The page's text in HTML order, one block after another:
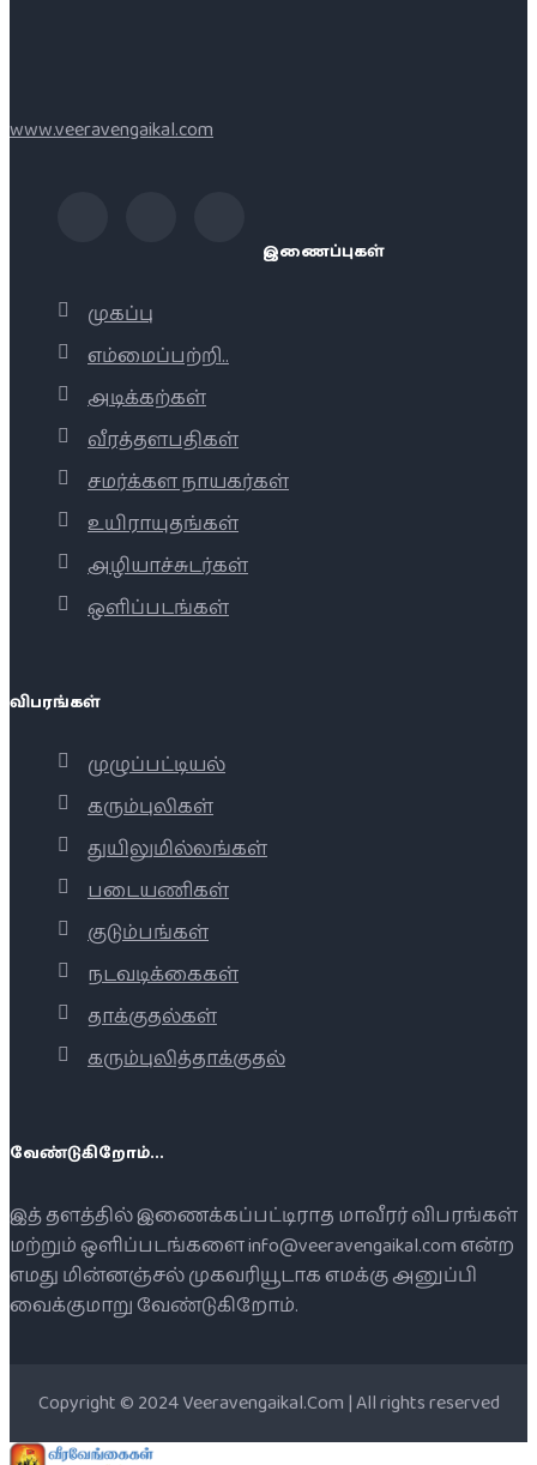
www.veeravengaikal.com
இணைப்புகள்
முகப்பு
எம்மைப்பற்றி..
அடிக்கற்கள்
வீரத்தளபதிகள்
சமர்க்கள நாயகர்கள்
உயிராயுதங்கள்
அழியாச்சுடர்கள்
ஒளிப்படங்கள்
விபரங்கள்
முழுப்பட்டியல்
கரும்புலிகள்
துயிலுமில்லங்கள்
படையணிகள்
குடும்பங்கள்
நடவடிக்கைகள்
தாக்குதல்கள்
கரும்புலித்தாக்குதல்
வேண்டுகிறோம்...
இத் தளத்தில் இணைக்கப்பட்டிராத மாவீரர் விபரங்கள்
மற்றும் ஒளிப்படங்களை info@veeravengaikal.com என்ற
எமது மின்னஞ்சல் முகவரியூடாக எமக்கு அனுப்பி
வைக்குமாறு வேண்டுகிறோம்.
Copyright © 2024 Veeravengaikal.Com | All rights reserved